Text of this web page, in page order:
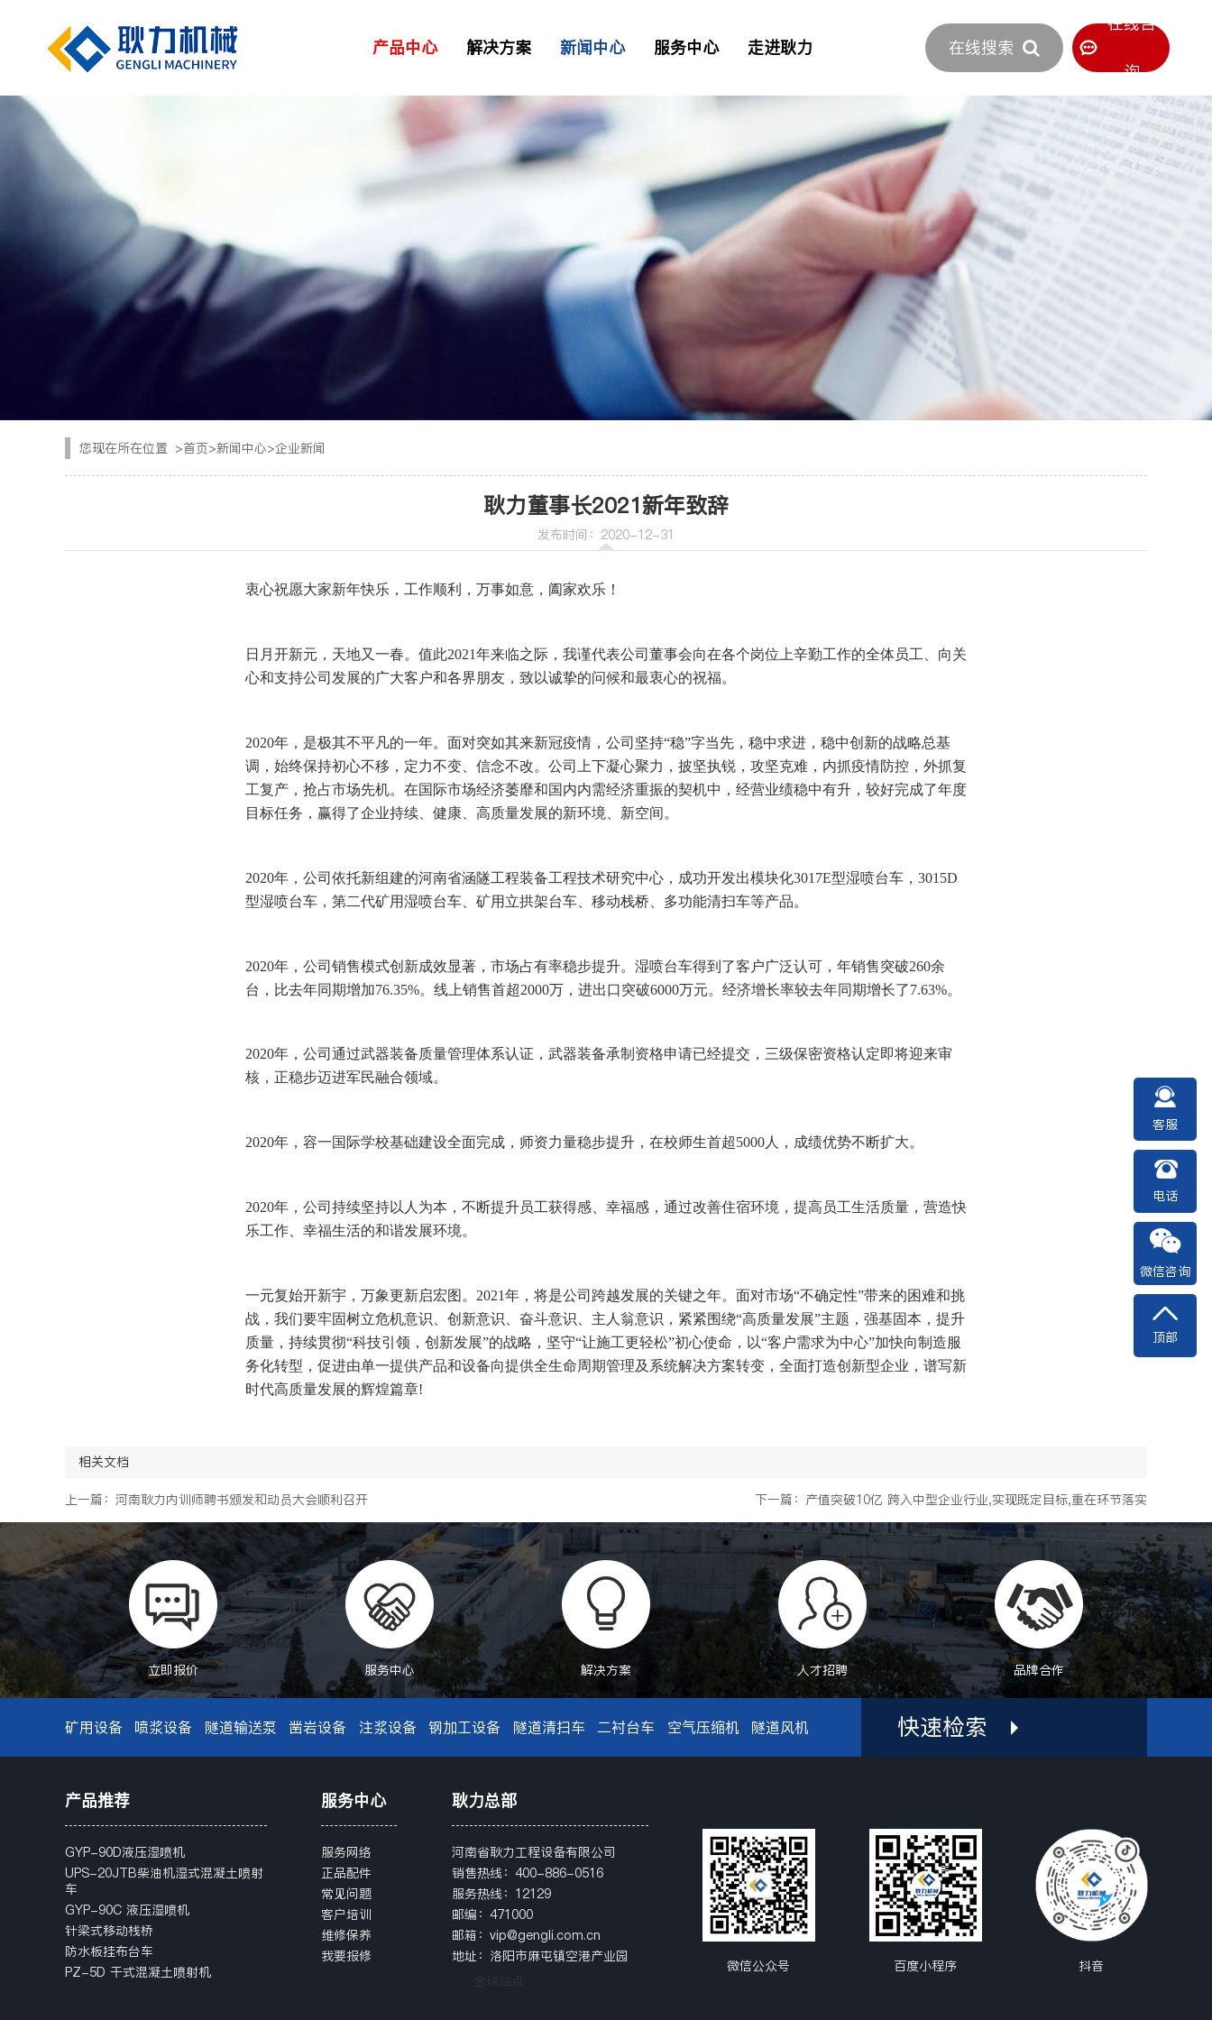
产品中心
产品设备 二衬台车 正品配件
矿用设备 UPS-20JTB混凝土喷射车
UPS-15JT矿用混凝土喷射车
SPB9-T 湿式混凝土喷射机
CYTJ76矿用掘进台车
SPB8湿式混凝土喷射机
湿喷设备
注浆设备
400-886-0516
解决方案
> 路桥
> 隧道
> 地下管廊
新闻中心
> 企业新闻
> 行业资讯
> 专题报道
服务中心
> 服务网络
> 常见问题
> 客户培训
> 我要报修
走进耿力
> 荣誉资质
> 工业园区
> 联系我们
在线搜索
在线咨
询
您现在所在位置 >首页>新闻中心>企业新闻
耿力董事长2021新年致辞
发布时间：2020-12-31
衷心祝愿大家新年快乐，工作顺利，万事如意，阖家欢乐！
日月开新元，天地又一春。值此2021年来临之际，我谨代表公司董事会向在各个岗位上辛勤工作的全体员工、向关
心和支持公司发展的广大客户和各界朋友，致以诚挚的问候和最衷心的祝福。
2020年，是极其不平凡的一年。面对突如其来新冠疫情，公司坚持“稳”字当先，稳中求进，稳中创新的战略总基
调，始终保持初心不移，定力不变、信念不改。公司上下凝心聚力，披坚执锐，攻坚克难，内抓疫情防控，外抓复
工复产，抢占市场先机。在国际市场经济萎靡和国内内需经济重振的契机中，经营业绩稳中有升，较好完成了年度
目标任务，赢得了企业持续、健康、高质量发展的新环境、新空间。
2020年，公司依托新组建的河南省涵隧工程装备工程技术研究中心，成功开发出模块化3017E型湿喷台车，3015D
型湿喷台车，第二代矿用湿喷台车、矿用立拱架台车、移动栈桥、多功能清扫车等产品。
2020年，公司销售模式创新成效显著，市场占有率稳步提升。湿喷台车得到了客户广泛认可，年销售突破260余
台，比去年同期增加76.35%。线上销售首超2000万，进出口突破6000万元。经济增长率较去年同期增长了7.63%。
2020年，公司通过武器装备质量管理体系认证，武器装备承制资格申请已经提交，三级保密资格认定即将迎来审
核，正稳步迈进军民融合领域。
2020年，容一国际学校基础建设全面完成，师资力量稳步提升，在校师生首超5000人，成绩优势不断扩大。
2020年，公司持续坚持以人为本，不断提升员工获得感、幸福感，通过改善住宿环境，提高员工生活质量，营造快
乐工作、幸福生活的和谐发展环境。
一元复始开新宇，万象更新启宏图。2021年，将是公司跨越发展的关键之年。面对市场“不确定性”带来的困难和挑
战，我们要牢固树立危机意识、创新意识、奋斗意识、主人翁意识，紧紧围绕“高质量发展”主题，强基固本，提升
质量，持续贯彻“科技引领，创新发展”的战略，坚守“让施工更轻松”初心使命，以“客户需求为中心”加快向制造服
务化转型，促进由单一提供产品和设备向提供全生命周期管理及系统解决方案转变，全面打造创新型企业，谱写新
时代高质量发展的辉煌篇章!
相关文档
上一篇：河南耿力内训师聘书颁发和动员大会顺利召开 下一篇：产值突破10亿 跨入中型企业行业,实现既定目标,重在环节落实
立即报价 服务中心 解决方案 人才招聘 品牌合作
矿用设备 喷浆设备 隧道输送泵 凿岩设备 注浆设备 钢加工设备 隧道清扫车 二衬台车 空气压缩机 隧道风机 快速检索
客服
电话
微信咨询
顶部
产品推荐
GYP-90D液压湿喷机
UPS-20JTB柴油机湿式混凝土喷射
车
GYP-90C 液压湿喷机
针梁式移动栈桥
防水板挂布台车
PZ-5D 干式混凝土喷射机
服务中心
服务网络
正品配件
常见问题
客户培训
维修保养
我要报修
耿力总部
河南省耿力工程设备有限公司
销售热线：400-886-0516
服务热线：12129
邮编：471000
邮箱：vip@gengli.com.cn
地址：洛阳市麻屯镇空港产业园
全球站点
微信公众号 百度小程序 抖音